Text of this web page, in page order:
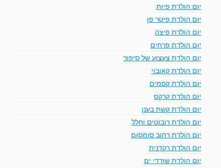
יום הולדת פיות
יום הולדת פיטר פן
יום הולדת פיצה
יום הולדת פרחים
יום הולדת צעצוע של סיפור
יום הולדת קאובוי
יום הולדת קסמים
יום הולדת קרקס
יום הולדת קשת בענן
יום הולדת רובוטים וחלל
יום הולדת רחוב סומסום
יום הולדת רקדנית
יום הולדת שודדי ים